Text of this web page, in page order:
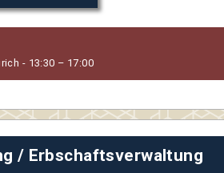
- 13:30 – 17:00
/ Erbschaftsverwaltung